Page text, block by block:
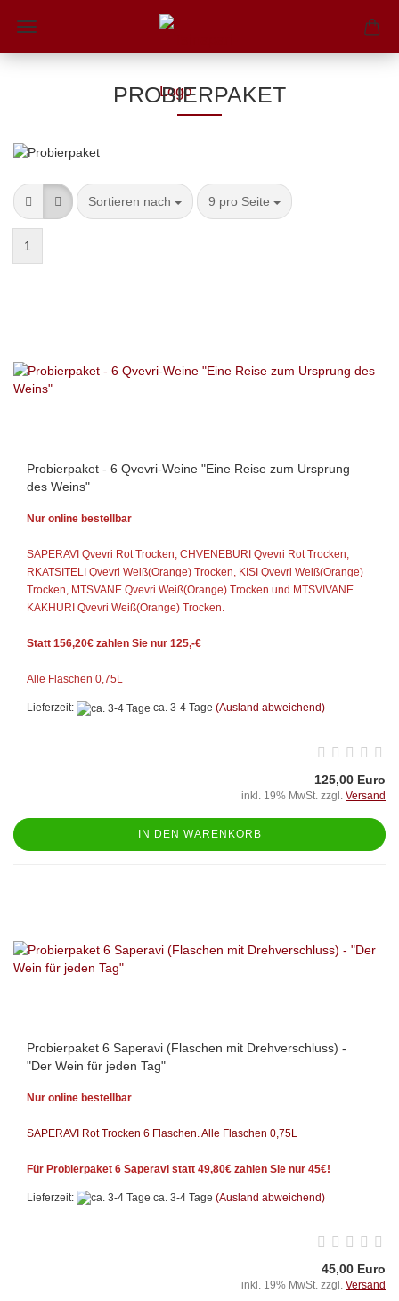
PROBIERPAKET
Sortieren nach 9 pro Seite
1
Probierpaket - 6 Qvevri-Weine "Eine Reise zum Ursprung
des Weins"
Nur online bestellbar
SAPERAVI Qvevri Rot Trocken, CHVENEBURI Qvevri Rot Trocken,
RKATSITELI Qvevri Weiß(Orange) Trocken, KISI Qvevri Weiß(Orange)
Trocken, MTSVANE Qvevri Weiß(Orange) Trocken und MTSVIVANE
KAKHURI Qvevri Weiß(Orange) Trocken.
Statt 156,20€ zahlen Sie nur 125,-€
Alle Flaschen 0,75L
Lieferzeit: ca. 3-4 Tage (Ausland abweichend)
125,00 Euro
inkl. 19% MwSt. zzgl. Versand
IN DEN WARENKORB
Probierpaket 6 Saperavi (Flaschen mit Drehverschluss) -
"Der Wein für jeden Tag"
Nur online bestellbar
SAPERAVI Rot Trocken 6 Flaschen. Alle Flaschen 0,75L
Für Probierpaket 6 Saperavi statt 49,80€ zahlen Sie nur 45€!
Lieferzeit: ca. 3-4 Tage (Ausland abweichend)
45,00 Euro
inkl. 19% MwSt. zzgl. Versand